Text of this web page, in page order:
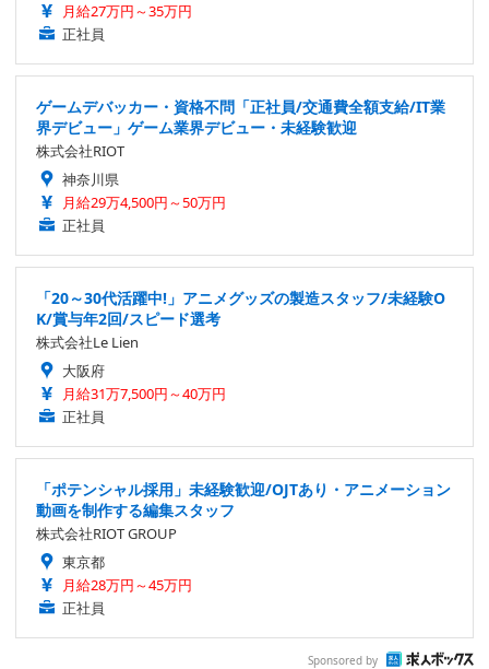
月給27万円～35万円
正社員
ゲームデバッカー・資格不問「正社員/交通費全額支給/IT業
界デビュー」ゲーム業界デビュー・未経験歓迎
株式会社RIOT
神奈川県
月給29万4,500円～50万円
正社員
「20～30代活躍中!」アニメグッズの製造スタッフ/未経験O
K/賞与年2回/スピード選考
株式会社Le Lien
大阪府
月給31万7,500円～40万円
正社員
「ポテンシャル採用」未経験歓迎/OJTあり・アニメーション
動画を制作する編集スタッフ
株式会社RIOT GROUP
東京都
月給28万円～45万円
正社員
Sponsored by